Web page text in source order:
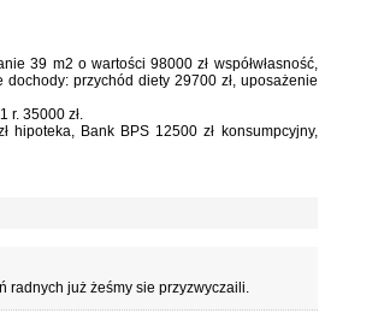
39 m2 o wartości 98000 zł współwłasność,
dochody: przychód diety 29700 zł, uposażenie
r. 35000 zł.
hipoteka, Bank BPS 12500 zł konsumpcyjny,
radnych już żeśmy sie przyzwyczaili.